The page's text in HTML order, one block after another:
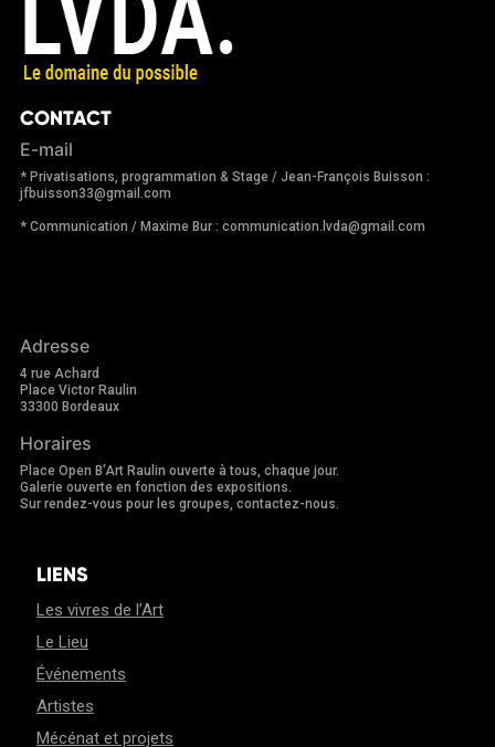
CONTACT
E-mail
* Privatisations, programmation & Stage / Jean-François Buisson :
jfbuisson33@gmail.com
* Communication / Maxime Bur : communication.lvda@gmail.com
Adresse
4 rue Achard
Place Victor Raulin
33300 Bordeaux
Horaires
Place Open B'Art Raulin ouverte à tous, chaque jour.
Galerie ouverte en fonction des expositions.
Sur rendez-vous pour les groupes, contactez-nous.
LIENS
Les vivres de l’Art
Le Lieu
Événements
Artistes
Mécénat et projets